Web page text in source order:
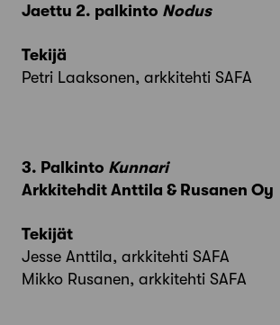
Jaettu 2. palkinto Nodus
Tekijä
Petri Laaksonen, arkkitehti SAFA
3. Palkinto Kunnari
Arkkitehdit Anttila & Rusanen Oy
Tekijät
Jesse Anttila, arkkitehti SAFA
Mikko Rusanen, arkkitehti SAFA